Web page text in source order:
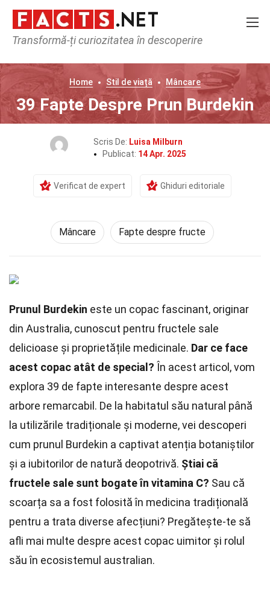
Transformă-ți curiozitatea în descoperire
Home Stil de viață Mâncare
39 Fapte Despre Prun Burdekin
Scris De: Luisa Milburn
Publicat: 14 Apr. 2025
Verificat de expert Ghiduri editoriale
Mâncare Fapte despre fructe
Prunul Burdekin este un copac fascinant, originar
din Australia, cunoscut pentru fructele sale
delicioase și proprietățile medicinale. Dar ce face
acest copac atât de special? În acest articol, vom
explora 39 de fapte interesante despre acest
arbore remarcabil. De la habitatul său natural până
la utilizările tradiționale și moderne, vei descoperi
cum prunul Burdekin a captivat atenția botaniștilor
și a iubitorilor de natură deopotrivă. Știai că
fructele sale sunt bogate în vitamina C? Sau că
scoarța sa a fost folosită în medicina tradițională
pentru a trata diverse afecțiuni? Pregătește-te să
afli mai multe despre acest copac uimitor și rolul
său în ecosistemul australian.